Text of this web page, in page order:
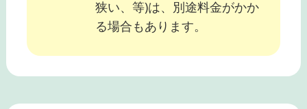
狭い、等)は、別途料金がかか
る場合もあります。